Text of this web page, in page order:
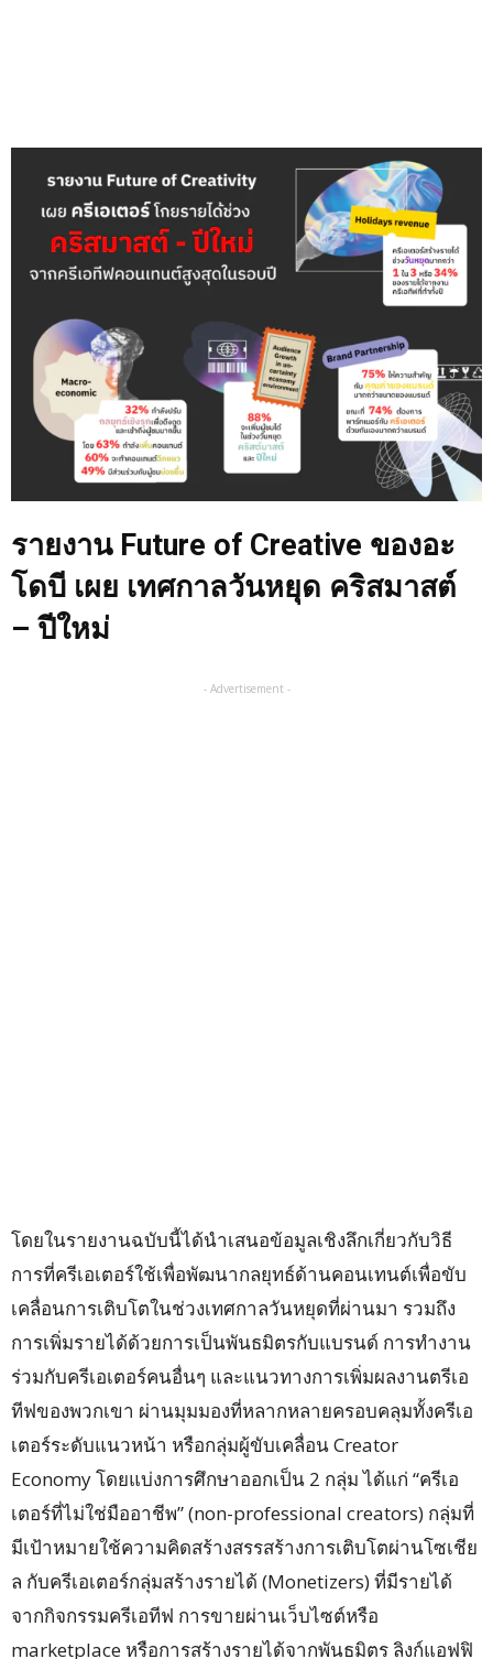
รายงาน Future of Creative ของอะ
โดบี เผย เทศกาลวันหยุด คริสมาสต์
– ปีใหม่
- Advertisement -
โดยในรายงานฉบับนี้ได้นำเสนอข้อมูลเชิงลึกเกี่ยวกับวิธี
การที่ครีเอเตอร์ใช้เพื่อพัฒนากลยุทธ์ด้านคอนเทนต์เพื่อขับ
เคลื่อนการเติบโตในช่วงเทศกาลวันหยุดที่ผ่านมา รวมถึง
การเพิ่มรายได้ด้วยการเป็นพันธมิตรกับแบรนด์ การทำงาน
ร่วมกับครีเอเตอร์คนอื่นๆ และแนวทางการเพิ่มผลงานตรีเอ
ทีฟของพวกเขา ผ่านมุมมองที่หลากหลายครอบคลุมทั้งครีเอ
เตอร์ระดับแนวหน้า หรือกลุ่มผู้ขับเคลื่อน Creator
Economy โดยแบ่งการศึกษาออกเป็น 2 กลุ่ม ได้แก่ “ครีเอ
เตอร์ที่ไม่ใช่มืออาชีพ” (non-professional creators) กลุ่มที่
มีเป้าหมายใช้ความคิดสร้างสรรสร้างการเติบโตผ่านโซเชีย
ล กับครีเอเตอร์กลุ่มสร้างรายได้ (Monetizers) ที่มีรายได้
จากกิจกรรมครีเอทีฟ การขายผ่านเว็บไซต์หรือ
marketplace หรือการสร้างรายได้จากพันธมิตร ลิงก์แอฟฟิ